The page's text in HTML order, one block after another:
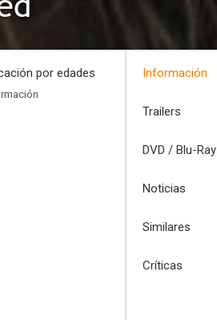
por edades Información
Trailers
DVD / Blu-Ray
Noticias
Similares
Críticas